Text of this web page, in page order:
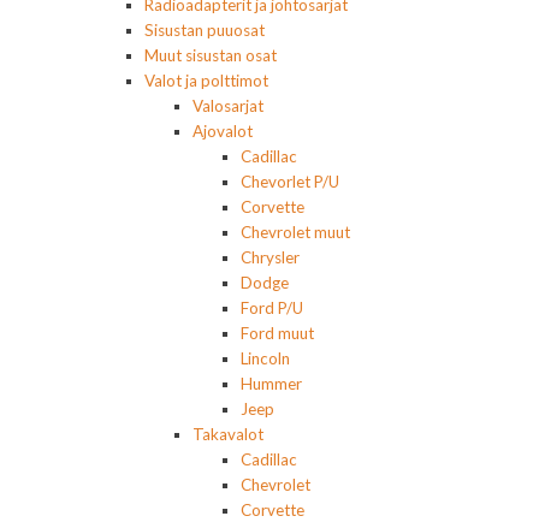
Radioadapterit ja johtosarjat
Sisustan puuosat
Muut sisustan osat
Valot ja polttimot
Valosarjat
Ajovalot
Cadillac
Chevorlet P/U
Corvette
Chevrolet muut
Chrysler
Dodge
Ford P/U
Ford muut
Lincoln
Hummer
Jeep
Takavalot
Cadillac
Chevrolet
Corvette